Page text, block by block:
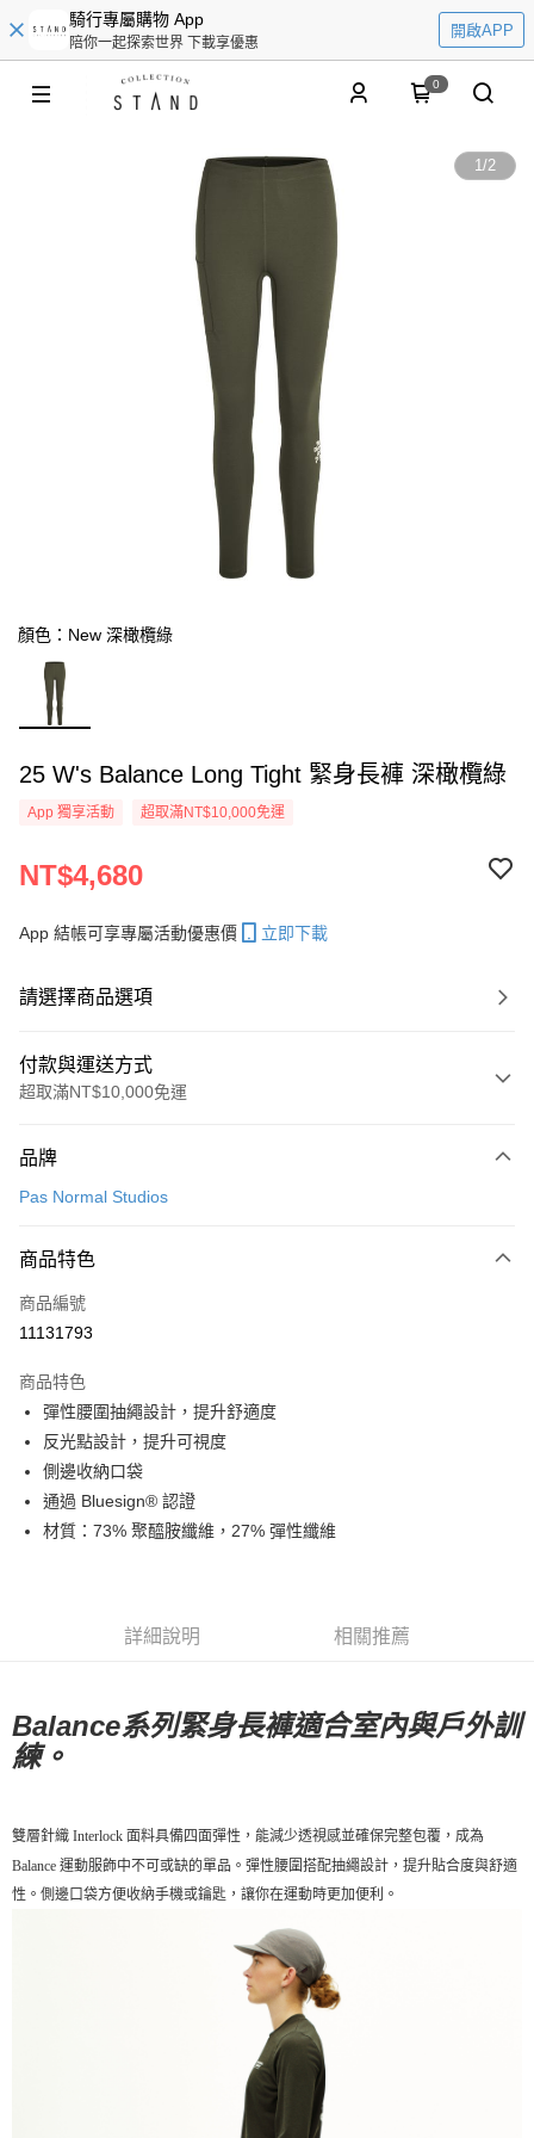
騎行專屬購物 App
陪你一起探索世界 下載享優惠
開啟APP
0
1/2
顏色：New 深橄欖綠
25 W's Balance Long Tight 緊身長褲 深橄欖綠
App 獨享活動 超取滿NT$10,000免運
NT$4,680
App 結帳可享專屬活動優惠價 立即下載
請選擇商品選項
付款與運送方式
超取滿NT$10,000免運
信用卡一次付款
LINE Pay
Apple Pay
運送方式
全家店到店
每筆NT$80，滿NT$10,000(含以上)免運費
付款後全家取貨
每筆NT$80，滿NT$10,000(含以上)免運費
每筆NT$80，滿NT$10,000(含以上)免運費
宅配
品牌
Pas Normal Studios
商品特色
商品編號
11131793
商品特色
彈性腰圍抽繩設計，提升舒適度
反光點設計，提升可視度
側邊收納口袋
通過 Bluesign® 認證
材質：73% 聚醯胺纖維，27% 彈性纖維
詳細說明 相關推薦
Balance系列緊身長褲適合室內與戶外訓
練。
雙層針織 Interlock 面料具備四面彈性，能減少透視感並確保完整包覆，成為
Balance 運動服飾中不可或缺的單品。彈性腰圍搭配抽繩設計，提升貼合度與舒適
性。側邊口袋方便收納手機或鑰匙，讓你在運動時更加便利。